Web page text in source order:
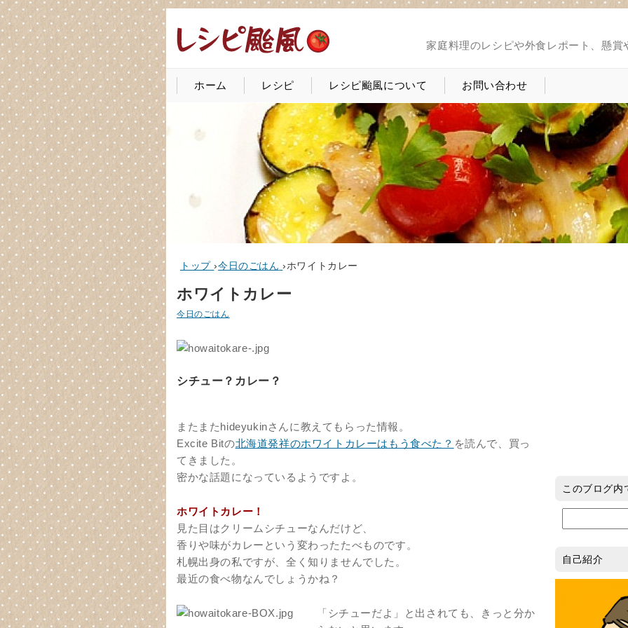
家庭料理のレシピや外食レポート、懸
ホーム レシピ レシピ颱風について お問い合わせ
トップ ›今日のごはん ›ホワイトカレー
ホワイトカレー
今日のごはん
シチュー？カレー？
またまたhideyukinさんに教えてもらった情報。
Excite Bitの北海道発祥のホワイトカレーはもう食べた？ を読んで、買っ
てきました。
密かな話題になっているようですよ。
ホワイトカレー！
見た目はクリームシチューなんだけど、
香りや味がカレーという変わったたべものです。
札幌出身の私ですが、全く知りませんでした。
最近の食べ物なんでしょうかね？
「シチューだよ」と出されても、きっと分か
このブログ内
自己紹介